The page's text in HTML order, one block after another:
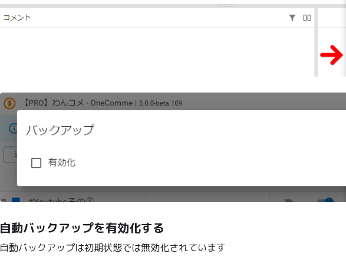
自動バックアップを有効化する
自動バックアップは初期状態では無効化されています